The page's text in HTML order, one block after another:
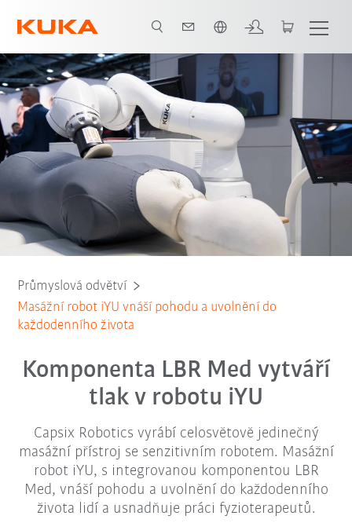
Všichni systémoví partneři
Průmyslová odvětví
Masážní robot iYU vnáší pohodu a uvolnění do
každodenního života
Komponenta LBR Med vytváří
tlak v robotu iYU
Capsix Robotics vyrábí celosvětově jedinečný
masážní přístroj se senzitivním robotem. Masážní
robot iYU, s integrovanou komponentou LBR
Med, vnáší pohodu a uvolnění do každodenního
života lidí a usnadňuje práci fyzioterapeutů.